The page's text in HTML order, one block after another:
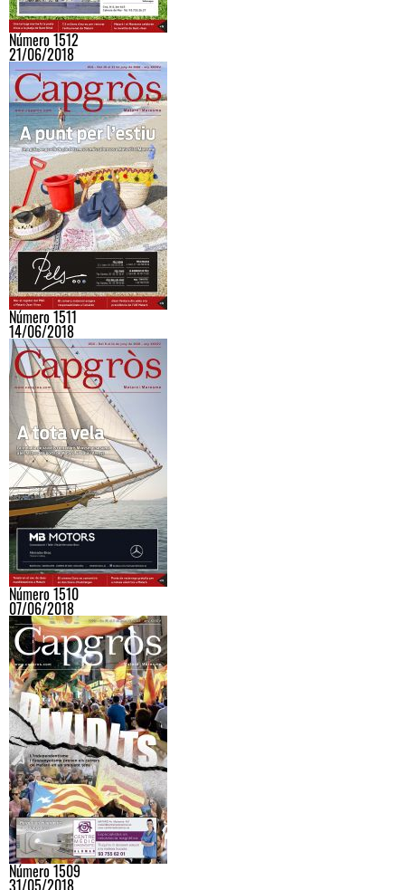
Número 1512
21/06/2018
Número 1511
14/06/2018
Número 1510
07/06/2018
Número 1509
31/05/2018